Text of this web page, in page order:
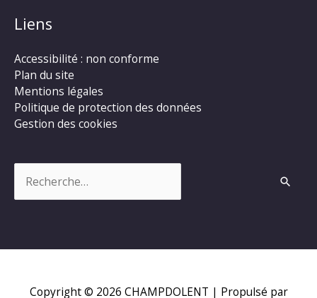
Liens
Accessibilité : non conforme
Plan du site
Mentions légales
Politique de protection des données
Gestion des cookies
Copyright © 2026 CHAMPDOLENT | Propulsé par